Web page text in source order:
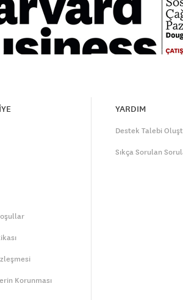
Korunması
YARDIM
Destek Talebi
Sıkça Sorulan